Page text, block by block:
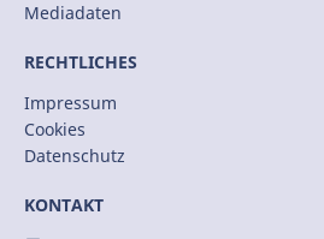
Mediadaten
RECHTLICHES
Impressum
Cookies
Datenschutz
KONTAKT